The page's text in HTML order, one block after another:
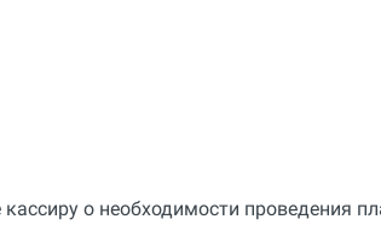
о необходимости проведения